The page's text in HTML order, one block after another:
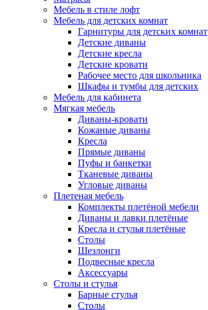
Мебель в стиле лофт
Мебель для детских комнат
Гарнитуры для детских комнат
Детские диваны
Детские кресла
Детские кровати
Рабочее место для школьника
Шкафы и тумбы для детских
Мебель для кабинета
Мягкая мебель
Диваны-кровати
Кожаные диваны
Кресла
Прямые диваны
Пуфы и банкетки
Тканевые диваны
Угловые диваны
Плетеная мебель
Комплекты плетёной мебели
Диваны и лавки плетёные
Кресла и стулья плетёные
Столы
Шезлонги
Подвесные кресла
Аксессуары
Столы и стулья
Барные стулья
Столы